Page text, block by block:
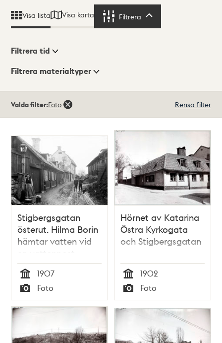
Visa lista Visa karta Filtrera
Visningsläge
Filtrera tid
Filtrera materialtyper
träffar
Valda filter:Foto Rensa filter
Stigbergsgatan
österut. Hilma Borin
hämtar vatten vid
Pojkarna ute i gatan
är två av Hilmas
fem barn, Helmer
och John. T.h.
Stigbergsgatan 36,
platsen för blivande
Navigationsskolan.
Tid
1907
Typ
Foto
Hörnet av Katarina
Östra Kyrkogata
och Stigbergsgatan
Tid
1902
Typ
Foto